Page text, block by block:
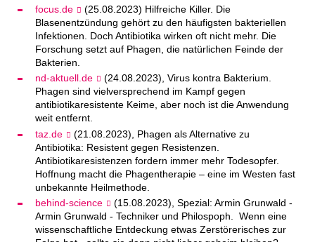
focus.de
(25.08.2023) Hilfreiche Killer. Die
Blasenentzündung gehört zu den häufigsten bakteriellen
Infektionen. Doch Antibiotika wirken oft nicht mehr. Die
Forschung setzt auf Phagen, die natürlichen Feinde der
Bakterien.
nd-aktuell.de
(24.08.2023), Virus kontra Bakterium.
Phagen sind vielversprechend im Kampf gegen
antibiotikaresistente Keime, aber noch ist die Anwendung
weit entfernt.
taz.de
(21.08.2023), Phagen als Alternative zu
Antibiotika: Resistent gegen Resistenzen.
Antibiotikaresistenzen fordern immer mehr Todesopfer.
Hoffnung macht die Phagentherapie – eine im Westen fast
unbekannte Heilmethode.
behind-science
(15.08.2023), Spezial: Armin Grunwald -
Armin Grunwald - Techniker und Philospoph. Wenn eine
wissenschaftliche Entdeckung etwas Zerstörerisches zur